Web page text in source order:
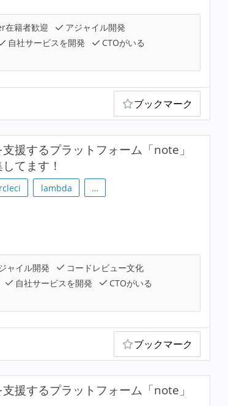
在籍者歓迎
アジャイル開発
自社サービスを開発
CTOがいる
ブックマーク
援するプラットフォーム「note」
てます！
lambda …
ャイル開発
コードレビュー文化
自社サービスを開発
CTOがいる
ブックマーク
援するプラットフォーム「note」